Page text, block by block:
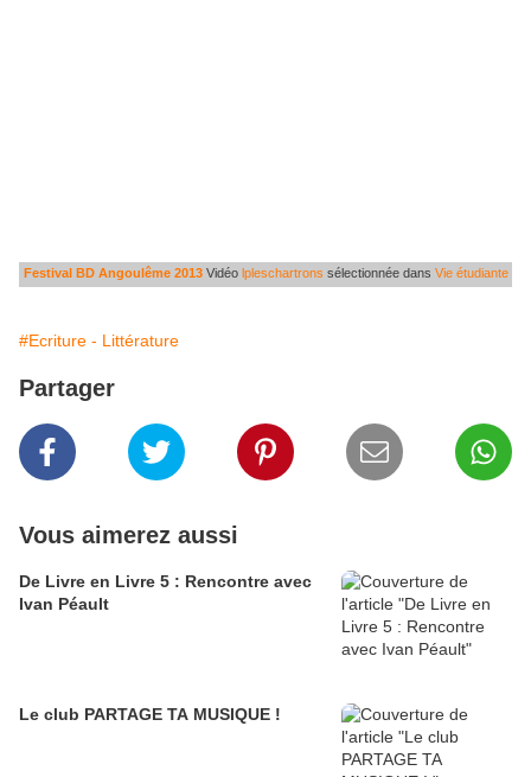
Festival BD Angoulême 2013Vidéo lpleschartrons sélectionnée dans Vie étudiante
#Ecriture - Littérature
Partager
Vous aimerez aussi
De Livre en Livre 5 : Rencontre avec
Ivan Péault
Le club PARTAGE TA MUSIQUE !